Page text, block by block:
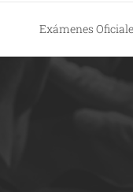
Exámenes